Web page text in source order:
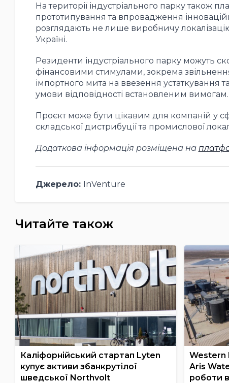
На території індустріального парку також
прототипування та впровадження
розглядають не лише виробничу
Україні.
Резиденти індустріального парку можуть
фінансовими стимулами, зокрема
імпортного мита на ввезення устаткування
умови відповідності встановленим вимогам.
Проєкт може бути цікавим для компаній у
складської дистрибуції та промислової
Додаткова інформація розміщена на
Джерело: InVenture
Читайте також
Каліфорнійський стартап Lyten
купує активи збанкрутілої
шведської Northvolt
Western
Aris
роботи